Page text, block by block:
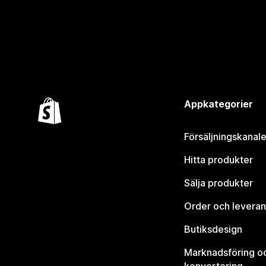
Appkategorier
Hitta produkter
Sälja produkter
Order och
Butiksdesign
Marknadsföring